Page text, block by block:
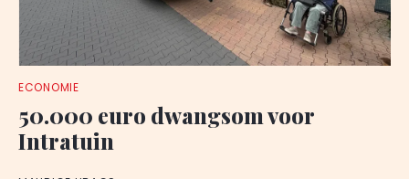
ECONOMIE
50.000 euro dwangsom voor
Intratuin